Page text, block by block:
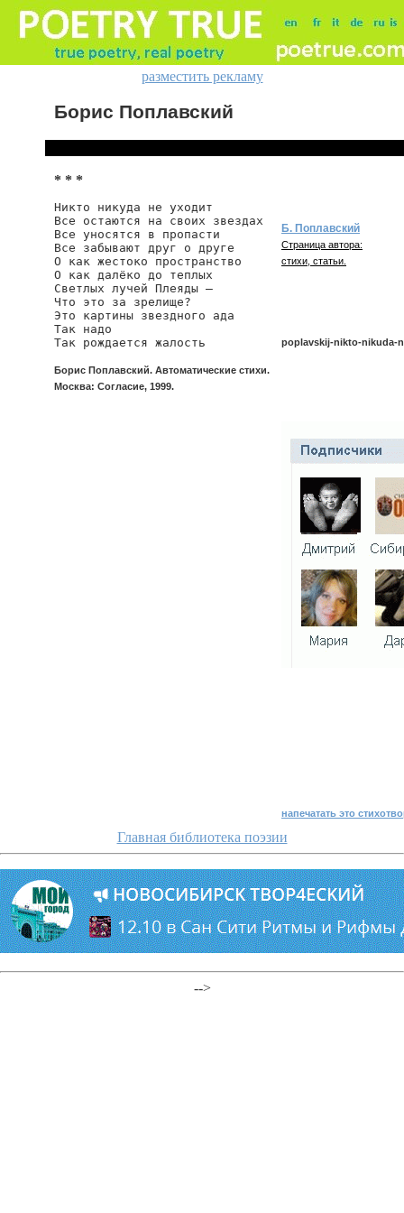
разместить рекламу
Борис Поплавский
* * *
Никто никуда не уходит
Все остаются на своих звездах
Все уносятся в пропасти
Все забывают друг о друге
О как жестоко пространство
О как далёко до теплых
Светлых лучей Плеяды —
Что это за зрелище?
Это картины звездного ада
Так надо
Так рождается жалость
Борис Поплавский. Автоматические стихи.
Москва: Согласие, 1999.
Б. Поплавский
Страница автора:
стихи, статьи.
poplavskij-nikto-nikuda-
напечатать это
Главная библиотека поэзии
-->